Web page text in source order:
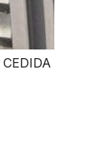
CEDIDA